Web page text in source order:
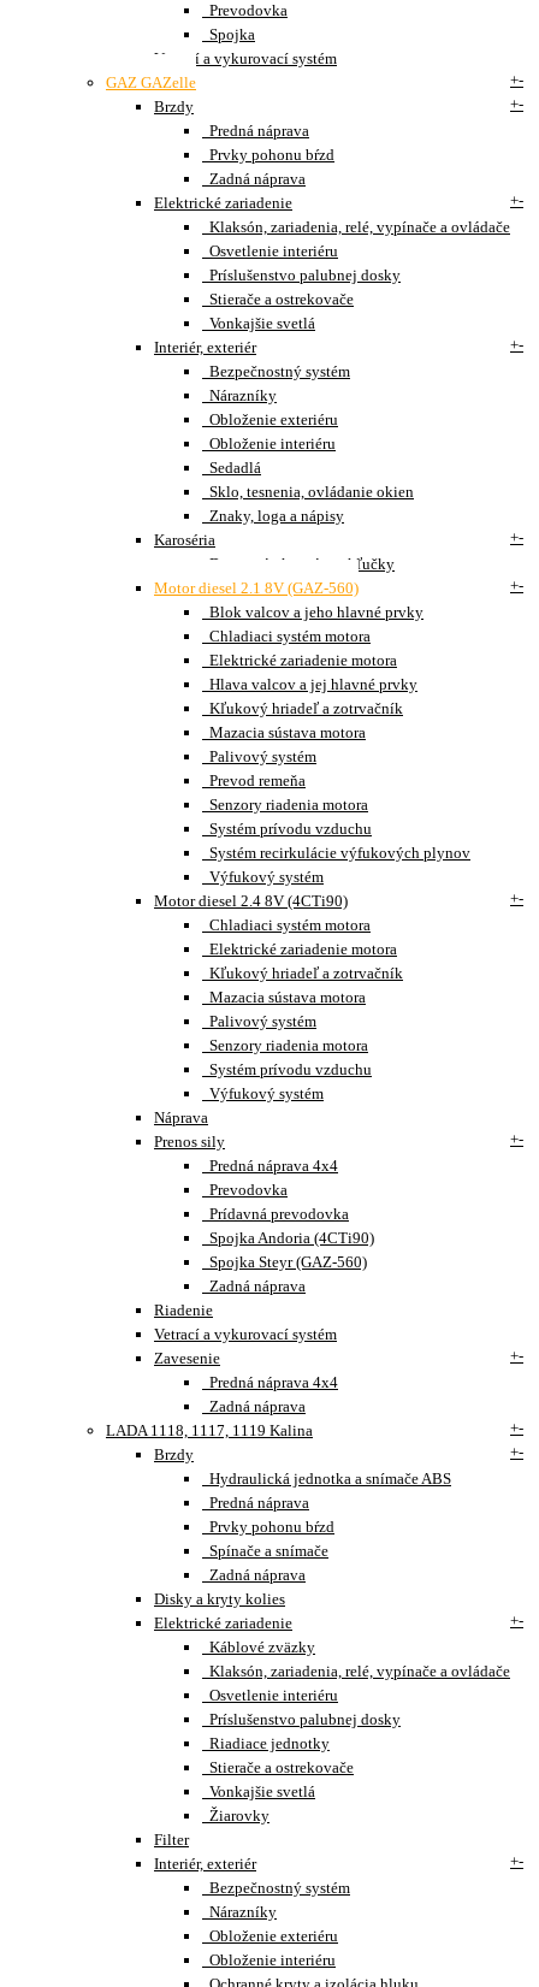
Prevodovka
Spojka
Vetrací a vykurovací systém
GAZ GAZelle
+-
Brzdy
+-
Predná náprava
Prvky pohonu bŕzd
Zadná náprava
Elektrické zariadenie
+-
Klaksón, zariadenia, relé, vypínače a ovládače
Osvetlenie interiéru
Príslušenstvo palubnej dosky
Stierače a ostrekovače
Vonkajšie svetlá
Interiér, exteriér
+-
Bezpečnostný systém
Nárazníky
Obloženie exteriéru
Obloženie interiéru
Sedadlá
Sklo, tesnenia, ovládanie okien
Znaky, loga a nápisy
Karoséria
+-
Dvere, zámky, pánty, kľučky
Motor diesel 2.1 8V (GAZ-560)
+-
Blok valcov a jeho hlavné prvky
Chladiaci systém motora
Elektrické zariadenie motora
Hlava valcov a jej hlavné prvky
Kľukový hriadeľ a zotrvačník
Mazacia sústava motora
Palivový systém
Prevod remeňa
Senzory riadenia motora
Systém prívodu vzduchu
Systém recirkulácie výfukových plynov
Výfukový systém
Motor diesel 2.4 8V (4CTi90)
+-
Chladiaci systém motora
Elektrické zariadenie motora
Kľukový hriadeľ a zotrvačník
Mazacia sústava motora
Palivový systém
Senzory riadenia motora
Systém prívodu vzduchu
Výfukový systém
Náprava
Prenos sily
+-
Predná náprava 4x4
Prevodovka
Prídavná prevodovka
Spojka Andoria (4CTi90)
Spojka Steyr (GAZ-560)
Zadná náprava
Riadenie
Vetrací a vykurovací systém
Zavesenie
+-
Predná náprava 4x4
Zadná náprava
LADA 1118, 1117, 1119 Kalina
+-
Brzdy
+-
Hydraulická jednotka a snímače ABS
Predná náprava
Prvky pohonu bŕzd
Spínače a snímače
Zadná náprava
Disky a kryty kolies
Elektrické zariadenie
+-
Káblové zväzky
Klaksón, zariadenia, relé, vypínače a ovládače
Osvetlenie interiéru
Príslušenstvo palubnej dosky
Riadiace jednotky
Stierače a ostrekovače
Vonkajšie svetlá
Žiarovky
Filter
Interiér, exteriér
+-
Bezpečnostný systém
Nárazníky
Obloženie exteriéru
Obloženie interiéru